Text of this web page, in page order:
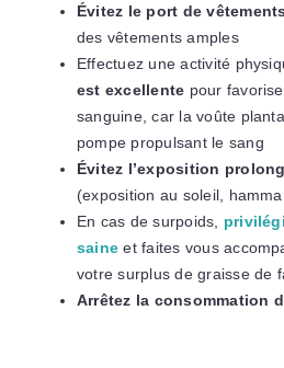
Évitez le port de
des vêtements amples
Effectuez une activité
est excellente pour
sanguine, car la voûte
pompe propulsant le sang
Évitez l’exposition
(exposition au soleil,
En cas de surpoids,
saine et faites vous
votre surplus de graisse de
Arrêtez la consommation